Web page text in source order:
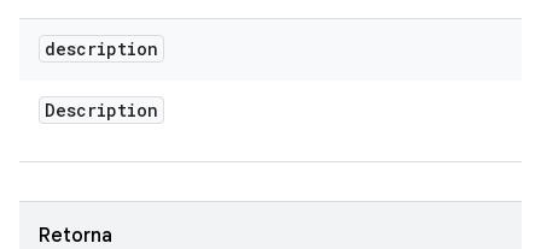
description
Description
Retorna